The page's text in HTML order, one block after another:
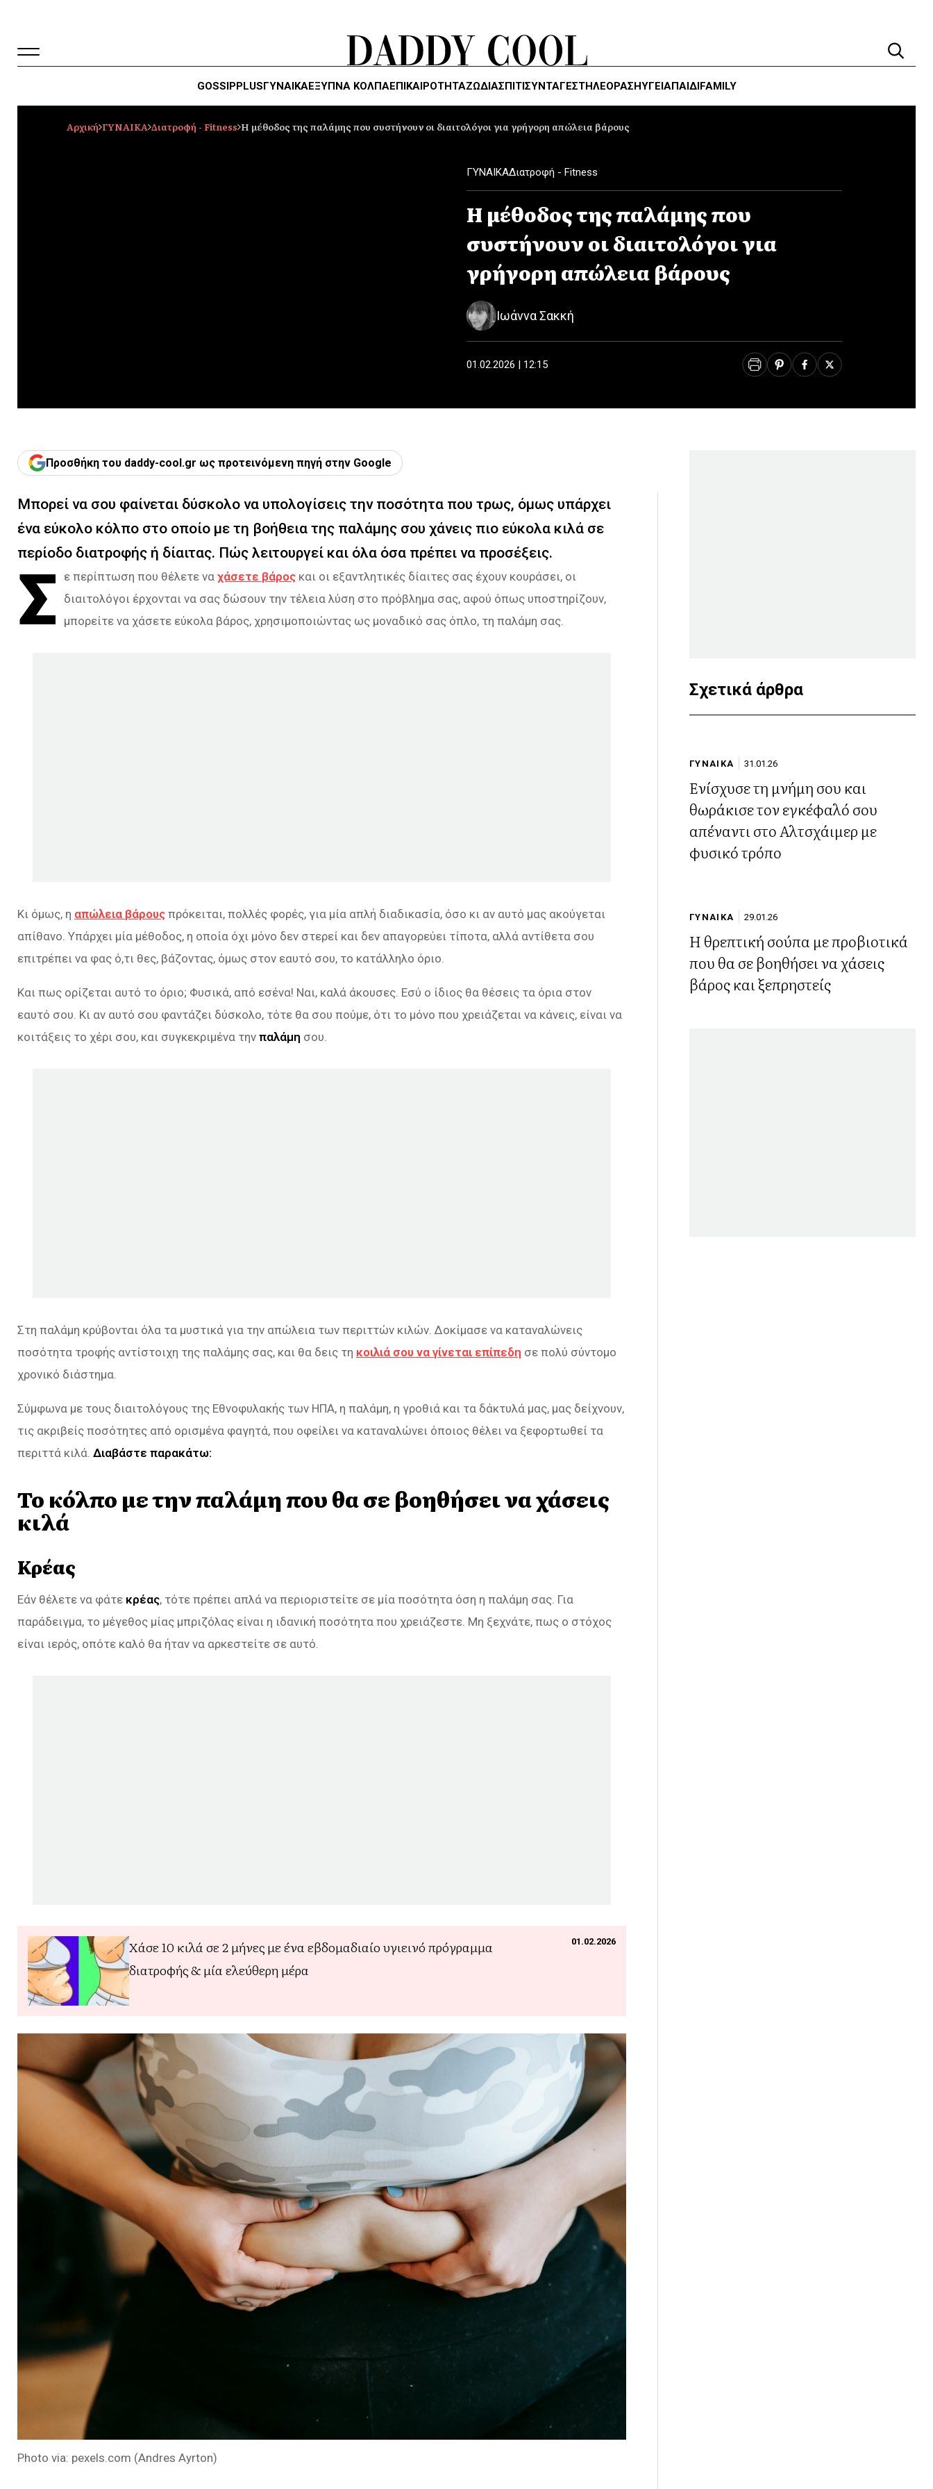
GOSSIPPLUSΓΥΝΑΙΚΑΈΞΥΠΝΑ ΚΌΛΠΑΕΠΙΚΑΙΡΟΤΗΤΑΖΏΔΙΑΣΠΙΤΙΣΥΝΤΑΓΕΣΤΗΛΕΌΡΑΣΗΥΓΕΊΑΠΑΙΔΙFAMILY
Αρχική ΓΥΝΑΙΚΑ Διατροφή - Fitness Η μέθοδος της παλάμης που συστήνουν οι διαιτολόγοι για γρήγορη απώλεια βάρους
ΓΥΝΑΙΚΑΔιατροφή - Fitness
Η μέθοδος της παλάμης που
συστήνουν οι διαιτολόγοι για
γρήγορη απώλεια βάρους
Ιωάννα Σακκή
01.02.2026 | 12:15
Προσθήκη του daddy-cool.gr ως προτεινόμενη πηγή στην Google
Μπορεί να σου φαίνεται δύσκολο να υπολογίσεις την ποσότητα που τρως, όμως υπάρχει
ένα εύκολο κόλπο στο οποίο με τη βοήθεια της παλάμης σου χάνεις πιο εύκολα κιλά σε
περίοδο διατροφής ή δίαιτας. Πώς λειτουργεί και όλα όσα πρέπει να προσέξεις.
Σ ε περίπτωση που θέλετε ναχάσετε βάρος και οι εξαντλητικές δίαιτες σας έχουν κουράσει, οι
διαιτολόγοι έρχονται να σας δώσουν την τέλεια λύση στο πρόβλημα σας, αφού όπως υποστηρίζουν,
μπορείτε να χάσετε εύκολα βάρος, χρησιμοποιώντας ως μοναδικό σας όπλο, τη παλάμη σας.
Κι όμως, η απώλεια βάρους πρόκειται, πολλές φορές, για μία απλή διαδικασία, όσο κι αν αυτό μας ακούγεται
απίθανο. Υπάρχει μία μέθοδος, η οποία όχι μόνο δεν στερεί και δεν απαγορεύει τίποτα, αλλά αντίθετα σου
επιτρέπει να φας ό,τι θες, βάζοντας, όμως στον εαυτό σου, το κατάλληλο όριο.
Και πως ορίζεται αυτό το όριο; Φυσικά, από εσένα! Ναι, καλά άκουσες. Εσύ ο ίδιος θα θέσεις τα όρια στον
εαυτό σου. Κι αν αυτό σου φαντάζει δύσκολο, τότε θα σου πούμε, ότι το μόνο που χρειάζεται να κάνεις, είναι να
κοιτάξεις το χέρι σου, και συγκεκριμένα την παλάμη σου.
Στη παλάμη κρύβονται όλα τα μυστικά για την απώλεια των περιττών κιλών. Δοκίμασε να καταναλώνεις
ποσότητα τροφής αντίστοιχη της παλάμης σας, και θα δεις τη κοιλιά σου να γίνεται επίπεδη σε πολύ σύντομο
χρονικό διάστημα.
Σύμφωνα με τους διαιτολόγους της Εθνοφυλακής των ΗΠΑ, η παλάμη, η γροθιά και τα δάκτυλά μας, μας δείχνουν,
τις ακριβείς ποσότητες από ορισμένα φαγητά, που οφείλει να καταναλώνει όποιος θέλει να ξεφορτωθεί τα
περιττά κιλά. Διαβάστε παρακάτω:
Το κόλπο με την παλάμη που θα σε βοηθήσει να χάσεις
κιλά
Κρέας
Εάν θέλετε να φάτε κρέας, τότε πρέπει απλά να περιοριστείτε σε μία ποσότητα όση η παλάμη σας. Για
παράδειγμα, το μέγεθος μίας μπριζόλας είναι η ιδανική ποσότητα που χρειάζεστε. Μη ξεχνάτε, πως ο στόχος
είναι ιερός, οπότε καλό θα ήταν να αρκεστείτε σε αυτό.
01.02.2026
Χάσε 10 κιλά σε 2 μήνες με ένα εβδομαδιαίο υγιεινό πρόγραμμα
διατροφής & μία ελεύθερη μέρα
Photo via: pexels.com (Andres Ayrton)
Σχετικά άρθρα
ΓΥΝΑΙΚΑ 31.01.26
Ενίσχυσε τη μνήμη σου και
θωράκισε τον εγκέφαλό σου
απέναντι στο Αλτσχάιμερ με
φυσικό τρόπο
ΓΥΝΑΙΚΑ 29.01.26
Η θρεπτική σούπα με προβιοτικά
που θα σε βοηθήσει να χάσεις
βάρος και ξεπρηστείς